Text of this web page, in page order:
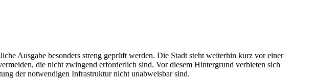
Ausgabe besonders streng geprüft werden. Die Stadt steht weiterhin kurz vor einer
die nicht zwingend erforderlich sind. Vor diesem Hintergrund verbieten sich
der notwendigen Infrastruktur nicht unabweisbar sind.